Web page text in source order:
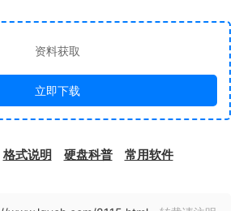
资料获取
立即下载
格式说明 硬盘科普 常用软件